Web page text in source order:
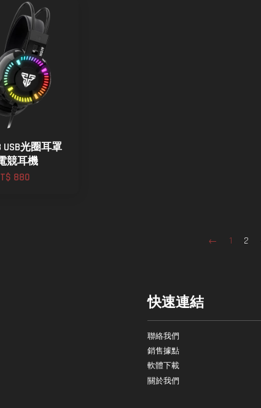
USB光圈耳罩
競耳機
880
← 1 2
快速連結
聯絡我們
銷售據點
軟體下載
關於我們